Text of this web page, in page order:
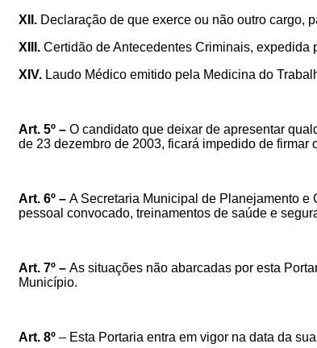
XII. Declaração de que exerce ou não outro cargo,
XIII. Certidão de Antecedentes Criminais,
XIV. Laudo Médico emitido pela Medicina do
Art. 5º – O candidato que deixar de apresentar
de 23 dezembro de 2003, ficará impedido de firmar
Art. 6º – A Secretaria Municipal de Planejamento e
pessoal convocado, treinamentos de saúde e
Art. 7º – As situações não abarcadas por esta
Município.
Art. 8º – Esta Portaria entra em vigor na data da